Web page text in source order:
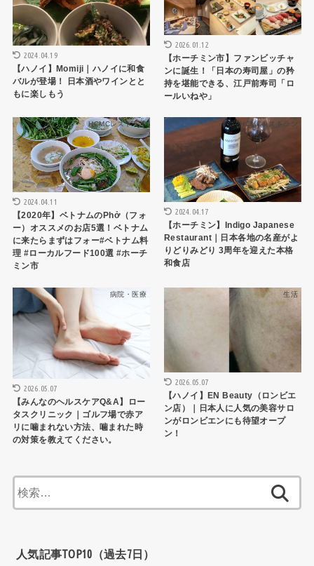
2024.04.19
【ハノイ】Momiji｜ハノイに和食
バルが登場！ 日本酒やワインとと
もに楽しもう
2026.01.12
【ホーチミン市】ファンビッチャ
ンに誕生！「日本の寿司屋」の矜
持を堪能できる、江戸前寿司「ロ
ールいねや」
HCMCレストラン
2024.04.11
【2020年】ベトナムのPhở（フォ
ー）オススメのお店5選！ベトナム
に来たらまずはフォー#ベトナム料
理 #ローカルフード100選 #ホーチ
ミン市
HCMCレストラン
2024.04.17
【ホーチミン】Indigo Japanese
Restaurant｜日本各地の名産がよ
りどりみどり 3周年を迎えた本格
和食店
病院・医療
2026.05.07
【みんなのヘルスケアQ&A】ロー
タスクリニック｜ゴルフ場で赤ア
リに噛まれない方法、噛まれた時
の対策を教えてください。
生活
2026.05.07
【ハノイ】EN Beauty（ロンビエ
ン店）｜日本人に人気の美容サロ
ンがロンビエンにも待望オープ
ン！
索:
人気記事TOP10（過去7日）